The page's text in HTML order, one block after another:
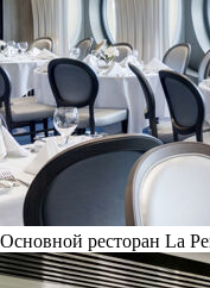
Основной ресторан La